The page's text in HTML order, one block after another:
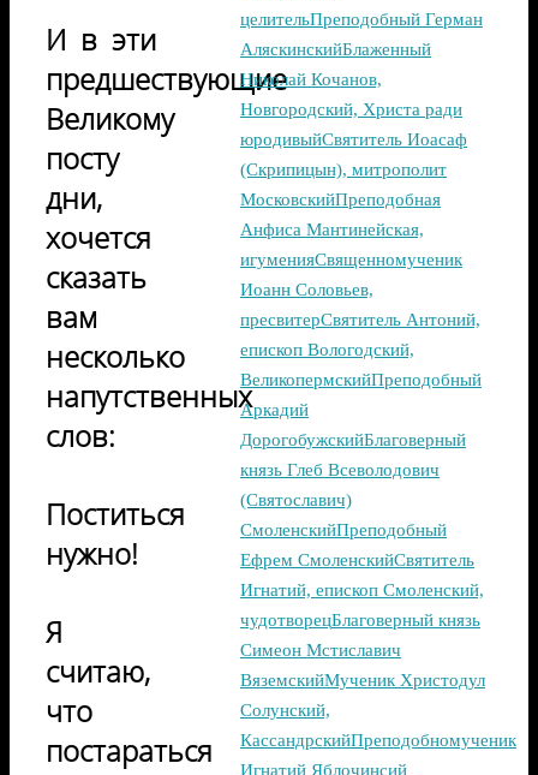
И в эти
предшествующие
Великому
посту
дни,
хочется
сказать
вам
несколько
напутственных
слов:
Поститься
нужно!
Я
считаю,
что
постараться
целительПреподобный Герман
АляскинскийБлаженный
Николай Кочанов,
Новгородский, Христа ради
юродивыйСвятитель Иоасаф
(Скрипицын), митрополит
МосковскийПреподобная
Анфиса Мантинейская,
игуменияСвященномученик
Иоанн Соловьев,
пресвитерСвятитель Антоний,
епископ Вологодский,
ВеликопермскийПреподобный
Аркадий
ДорогобужскийБлаговерный
князь Глеб Всеволодович
(Святославич)
СмоленскийПреподобный
Ефрем СмоленскийСвятитель
Игнатий, епископ Смоленский,
чудотворецБлаговерный князь
Симеон Мстиславич
ВяземскийМученик Христодул
Солунский,
КассандрскийПреподобномученик
Игнатий Яблочинсий